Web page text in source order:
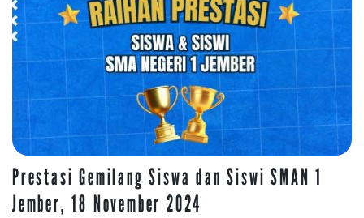
Prestasi Gemilang Siswa dan Siswi SMAN 1
Jember, 18 November 2024